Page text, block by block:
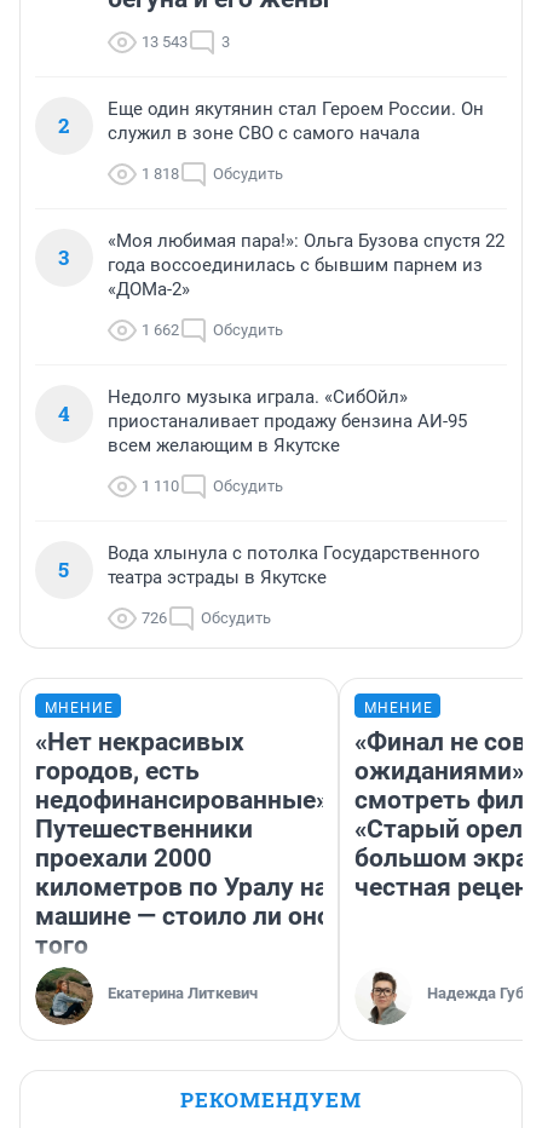
13 543 3
2
Еще один якутянин стал Героем России. Он
служил в зоне СВО с самого начала
1 818 Обсудить
3
«Моя любимая пара!»: Ольга Бузова спустя 22
года воссоединилась с бывшим парнем из
«ДОМа-2»
1 662 Обсудить
4
Недолго музыка играла. «СибОйл»
приостаналивает продажу бензина АИ-95
всем желающим в Якутске
1 110 Обсудить
5
Вода хлынула с потолка Государственного
театра эстрады в Якутске
726 Обсудить
МНЕНИЕ
«Нет некрасивых
городов, есть
недофинансированные».
Путешественники
проехали 2000
километров по Уралу на
машине — стоило ли оно
того
Екатерина Литкевич
МНЕНИЕ
«Финал не
ожиданиями»:
смотреть
«Старый орел»
большом
честная
Надежда
РЕКОМЕНДУЕМ